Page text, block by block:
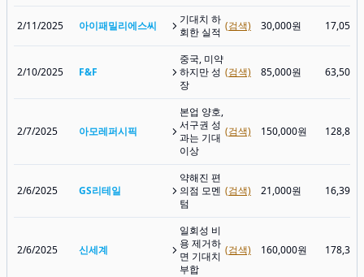
2/11/2025 아이패밀리에스씨
기대치 하
회한 실적 (검색) 30,000원 17,050
2/10/2025 F&F
중국, 미약
하지만 성
장
(검색) 85,000원 63,500
2/7/2025 아모레퍼시픽
본업 양호,
서구권 성
과는 기대
이상
(검색) 150,000원 128,800
2/6/2025 GS리테일
약해진 편
의점 모멘
텀
(검색) 21,000원 16,390
2/6/2025 신세계
일회성 비
용 제거하
면 기대치
부합
(검색) 160,000원 178,300